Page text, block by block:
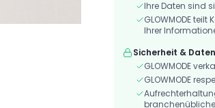
Ihre Daten sind
GLOWMODE
Ihrer
Sicherheit &
GLOWMODE
GLOWMODE